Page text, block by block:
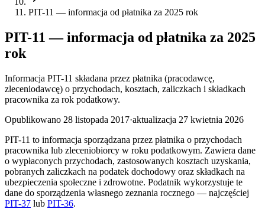
PIT-11 — informacja od płatnika za 2025 rok
PIT-11 — informacja od płatnika za 2025
rok
Informacja PIT-11 składana przez płatnika (pracodawcę,
zleceniodawcę) o przychodach, kosztach, zaliczkach i składkach
pracownika za rok podatkowy.
Opublikowano 28 listopada 2017·aktualizacja 27 kwietnia 2026
PIT-11 to informacja sporządzana przez płatnika o przychodach
pracownika lub zleceniobiorcy w roku podatkowym. Zawiera dane
o wypłaconych przychodach, zastosowanych kosztach uzyskania,
pobranych zaliczkach na podatek dochodowy oraz składkach na
ubezpieczenia społeczne i zdrowotne. Podatnik wykorzystuje te
dane do sporządzenia własnego zeznania rocznego — najczęściej
PIT-37 lub PIT-36.